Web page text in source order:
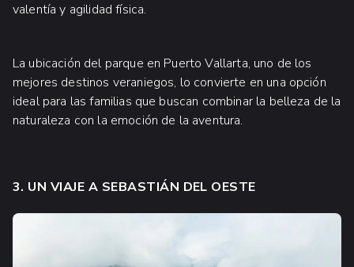
valentía y agilidad física.
La ubicación del parque en Puerto Vallarta, uno de los
mejores destinos veraniegos, lo convierte en una opción
ideal para las familias que buscan combinar la belleza de la
naturaleza con la emoción de la aventura.
3. UN VIAJE A SEBASTIÁN DEL OESTE